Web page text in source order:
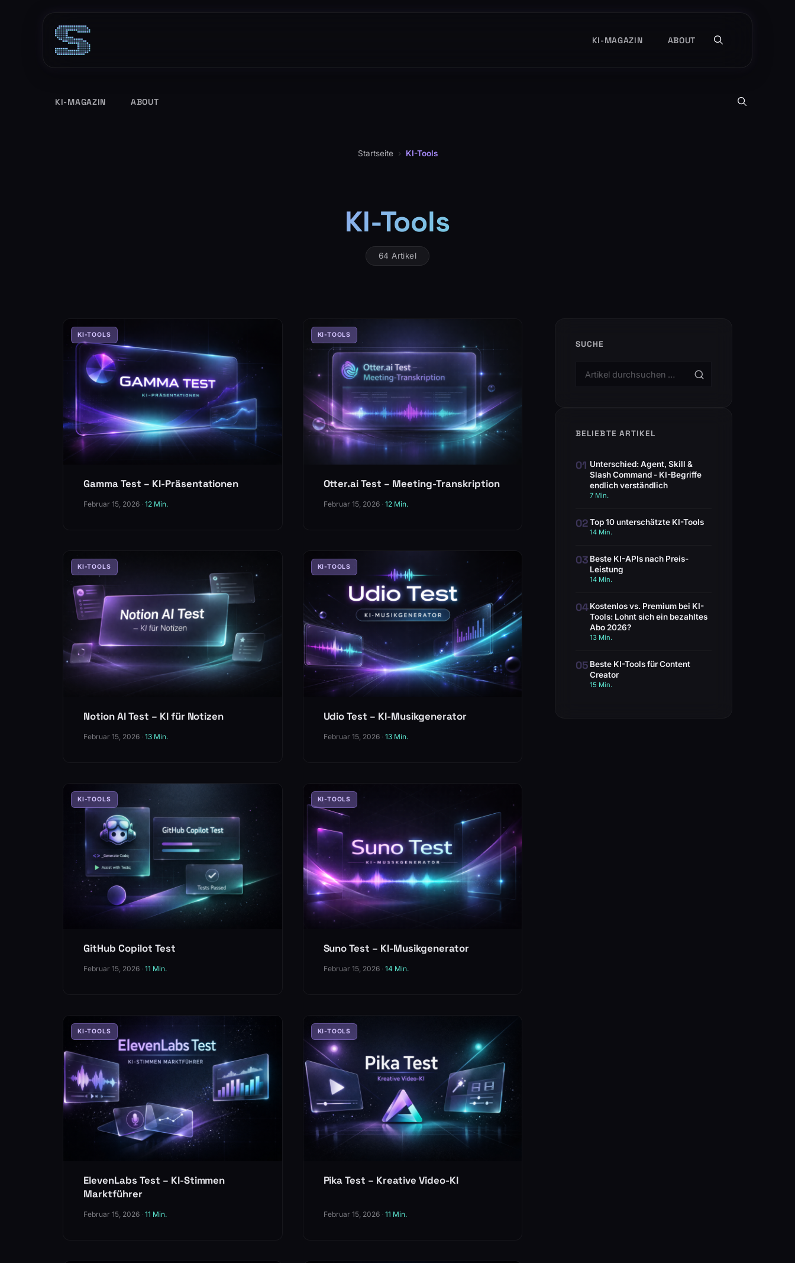
KI-MAGAZIN ABOUT
KI-MAGAZIN ABOUT
Startseite › KI-Tools
KI-Tools
64 Artikel
KI-TOOLS
Gamma Test – KI-Präsentationen
Februar 15, 2026 · 12 Min.
KI-TOOLS
Otter.ai Test – Meeting-Transkription
Februar 15, 2026 · 12 Min.
KI-TOOLS
Notion AI Test – KI für Notizen
Februar 15, 2026 · 13 Min.
KI-TOOLS
Udio Test – KI-Musikgenerator
Februar 15, 2026 · 13 Min.
KI-TOOLS
GitHub Copilot Test
Februar 15, 2026 · 11 Min.
KI-TOOLS
Suno Test – KI-Musikgenerator
Februar 15, 2026 · 14 Min.
KI-TOOLS
ElevenLabs Test – KI-Stimmen
Marktführer
Februar 15, 2026 · 11 Min.
KI-TOOLS
Pika Test – Kreative Video-KI
Februar 15, 2026 · 11 Min.
SUCHE
BELIEBTE ARTIKEL
01 Unterschied: Agent, Skill &
Slash Command - KI-Begriffe
endlich verständlich
7 Min.
02Top 10 unterschätzte KI-Tools
14 Min.
03 Beste KI-APIs nach Preis-
Leistung
14 Min.
04Kostenlos vs. Premium bei KI-
Tools: Lohnt sich ein bezahltes
Abo 2026?
13 Min.
05 Beste KI-Tools für Content
Creator
15 Min.